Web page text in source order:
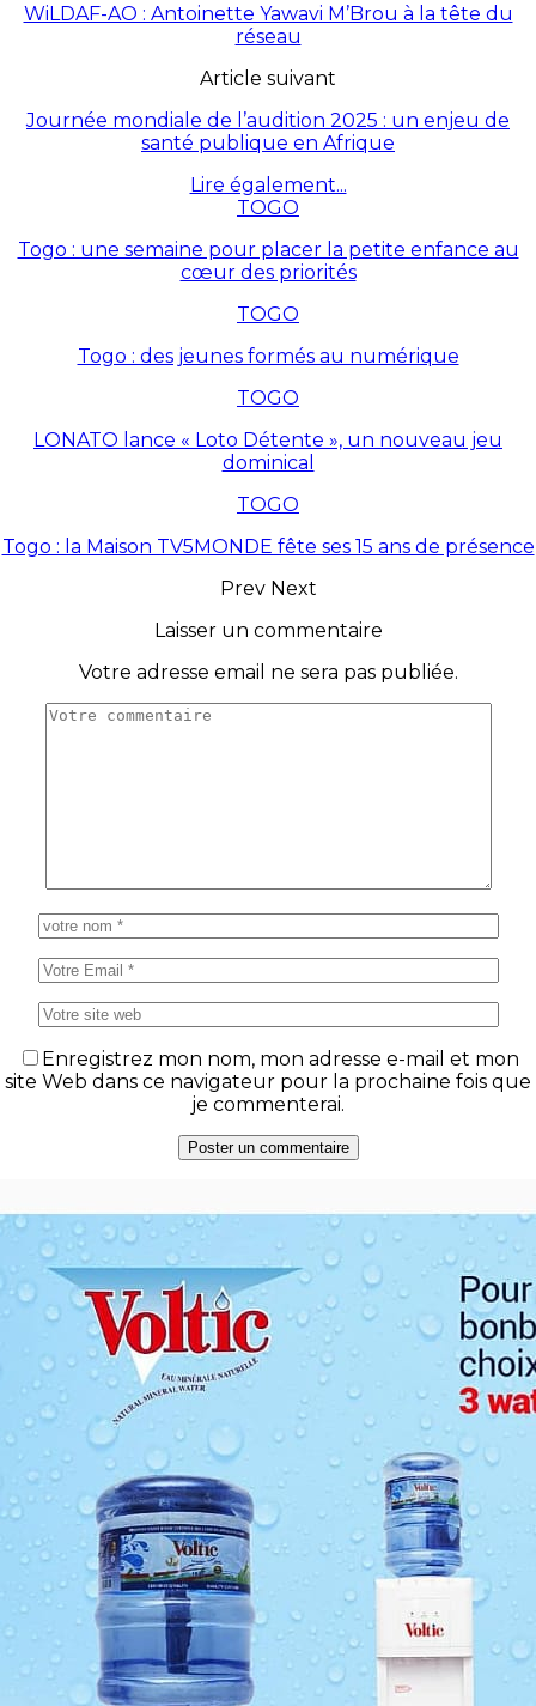
WiLDAF-AO : Antoinette Yawavi M’Brou à la tête du
réseau
Article suivant
Journée mondiale de l’audition 2025 : un enjeu de
santé publique en Afrique
Lire également...
TOGO
Togo : une semaine pour placer la petite enfance au
cœur des priorités
TOGO
Togo : des jeunes formés au numérique
TOGO
LONATO lance « Loto Détente », un nouveau jeu
dominical
TOGO
Togo : la Maison TV5MONDE fête ses 15 ans de présence
Prev Next
Laisser un commentaire
Votre adresse email ne sera pas publiée.
Enregistrez mon nom, mon adresse e-mail et mon
site Web dans ce navigateur pour la prochaine fois que
je commenterai.